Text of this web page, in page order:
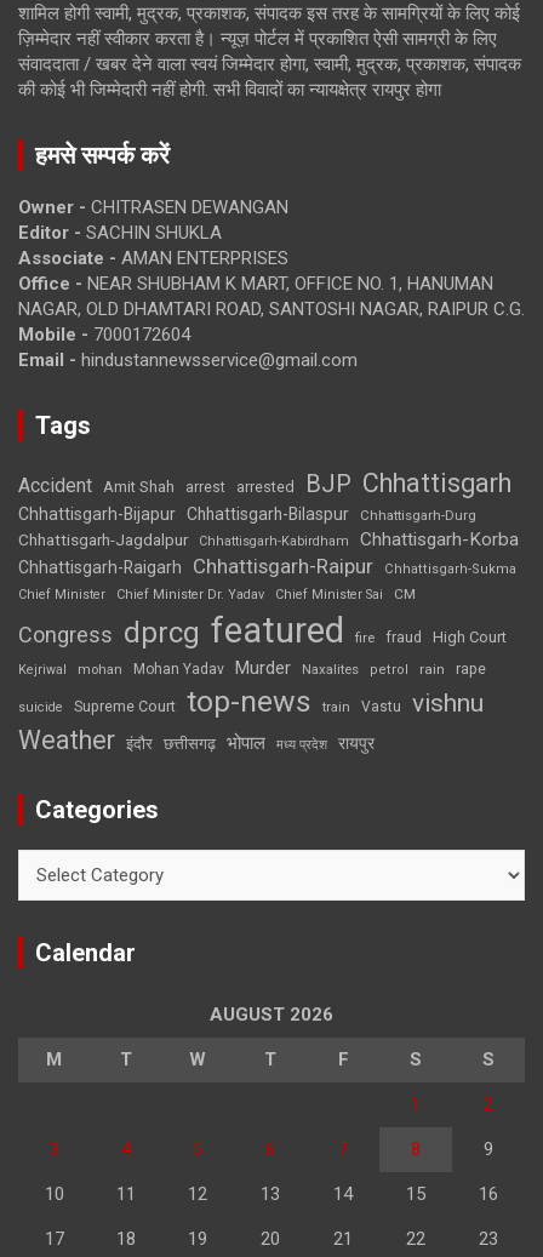
शामिल होगी स्वामी, मुद्रक, प्रकाशक, संपादक इस तरह के सामग्रियों के लिए कोई
ज़िम्मेदार नहीं स्वीकार करता है। न्यूज़ पोर्टल में प्रकाशित ऐसी सामग्री के लिए
संवाददाता / खबर देने वाला स्वयं जिम्मेदार होगा, स्वामी, मुद्रक, प्रकाशक, संपादक
की कोई भी जिम्मेदारी नहीं होगी. सभी विवादों का न्यायक्षेत्र रायपुर होगा
हमसे सम्पर्क करें
Owner - CHITRASEN DEWANGAN
Editor - SACHIN SHUKLA
Associate - AMAN ENTERPRISES
Office - NEAR SHUBHAM K MART, OFFICE NO. 1, HANUMAN
NAGAR, OLD DHAMTARI ROAD, SANTOSHI NAGAR, RAIPUR C.G.
Mobile - 7000172604
Email - hindustannewsservice@gmail.com
Tags
Accident Amit Shah arrest arrested BJP Chhattisgarh
Chhattisgarh-Bijapur Chhattisgarh-Bilaspur Chhattisgarh-Durg
Chhattisgarh-Jagdalpur Chhattisgarh-Kabirdham Chhattisgarh-Korba
Chhattisgarh-Raigarh Chhattisgarh-Raipur
Chhattisgarh-Sukma
Chief Minister
Chief Minister Dr. Yadav Chief Minister Sai CM
Congress dprcg featured fire fraud High Court
Kejriwal mohan Mohan Yadav Murder Naxalites petrol rain rape
suicide Supreme Court top-news train Vastu vishnu
Weather इंदौर छत्तीसगढ़ भोपाल मध्य प्रदेश रायपुर
Categories
Calendar
AUGUST 2026
M T W T F S S
1 2
3 4 5 6 7 8 9
10 11 12 13 14 15 16
17 18 19 20 21 22 23